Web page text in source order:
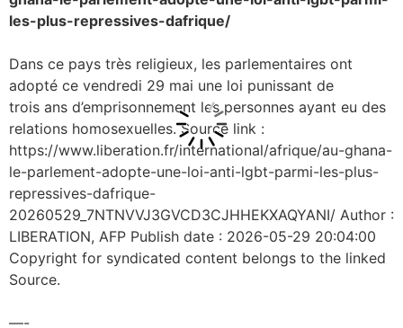
les-plus-repressives-dafrique/
Dans ce pays très religieux, les parlementaires ont
adopté ce vendredi 29 mai une loi punissant de
trois ans d’emprisonnement les personnes ayant eu des
relations homosexuelles. Source link :
https://www.liberation.fr/international/afrique/au-ghana-
le-parlement-adopte-une-loi-anti-lgbt-parmi-les-plus-
repressives-dafrique-
20260529_7NTNVVJ3GVCD3CJHHEKXAQYANI/ Author :
LIBERATION, AFP Publish date : 2026-05-29 20:04:00
Copyright for syndicated content belongs to the linked
Source.
—-